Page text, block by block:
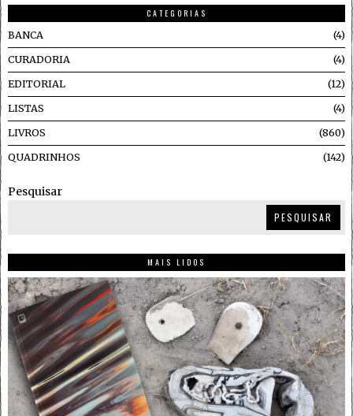
CATEGORIAS
BANCA
4
CURADORIA 4
EDITORIAL 12
LISTAS 4
LIVROS 860
QUADRINHOS 142
Pesquisar
PESQUISAR
MAIS LIDOS